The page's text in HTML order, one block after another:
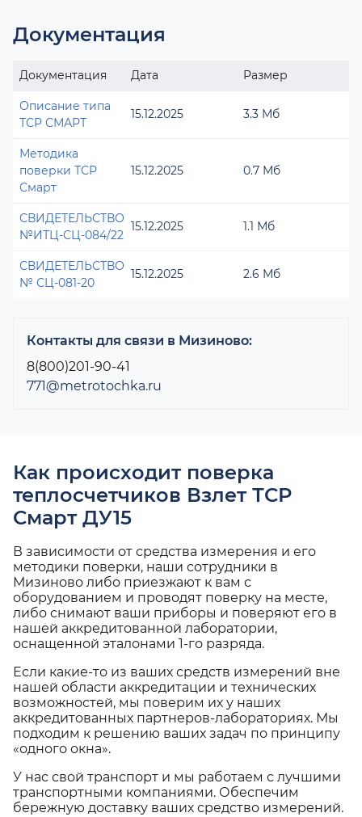
Документация
Документация Дата Размер
Описание типа
ТСР СМАРТ
15.12.2025 3.3 Мб
Методика
поверки ТСР
Смарт
15.12.2025 0.7 Мб
СВИДЕТЕЛЬСТВО
№ИТЦ-СЦ-084/22
15.12.2025 1.1 Мб
СВИДЕТЕЛЬСТВО
№ СЦ-081-20
15.12.2025 2.6 Мб
Контакты для связи в Мизиново:
8(800)201-90-41
771@metrotochka.ru
Как происходит поверка
теплосчетчиков Взлет ТСР
Смарт ДУ15
В зависимости от средства измерения и его
методики поверки, наши сотрудники в
Мизиново либо приезжают к вам с
оборудованием и проводят поверку на месте,
либо снимают ваши приборы и поверяют его в
нашей аккредитованной лаборатории,
оснащенной эталонами 1-го разряда.
Если какие-то из ваших средств измерений вне
нашей области аккредитации и технических
возможностей, мы поверим их у наших
аккредитованных партнеров-лабораториях. Мы
подходим к решению ваших задач по принципу
«одного окна».
У нас свой транспорт и мы работаем с лучшими
транспортными компаниями. Обеспечим
бережную доставку ваших средство измерений.